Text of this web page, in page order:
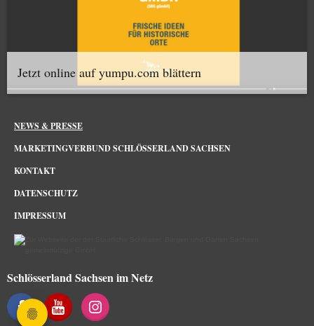
Jetzt online auf yumpu.com blättern
NEWS & PRESSE
MARKETINGVERBUND SCHLÖSSERLAND SACHSEN
KONTAKT
DATENSCHUTZ
IMPRESSUM
Schlösserland Sachsen im Netz